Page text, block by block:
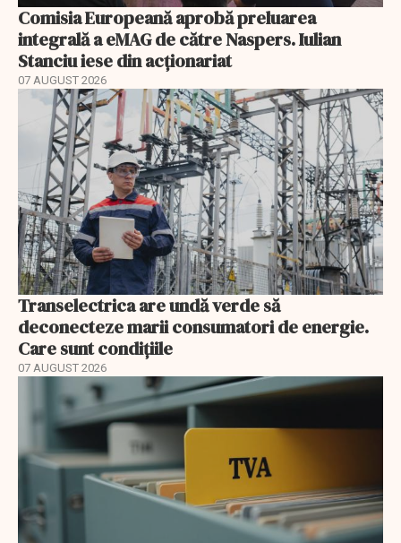
Comisia Europeană aprobă preluarea
integrală a eMAG de către Naspers. Iulian
Stanciu iese din acționariat
07 AUGUST 2026
Transelectrica are undă verde să
deconecteze marii consumatori de energie.
Care sunt condițiile
07 AUGUST 2026